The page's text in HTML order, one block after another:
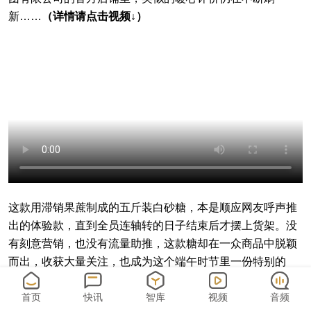
新……
（详情请点击视频↓）
这款用滞销果蔗制成的五斤装白砂糖，本是顺应网友呼声推
出的体验款，直到全员连轴转的日子结束后才摆上货架。没
有刻意营销，也没有流量助推，这款糖却在一众商品中脱颖
而出，收获大量关注，也成为这个端午时节里一份特别的
甜。
首页 快讯 智库 视频 音频